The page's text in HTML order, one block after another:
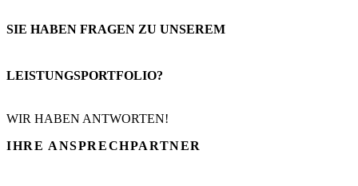
SIE HABEN FRAGEN ZU UNSEREM
LEISTUNGSPORTFOLIO?
WIR HABEN ANTWORTEN!
IHRE ANSPRECHPARTNER